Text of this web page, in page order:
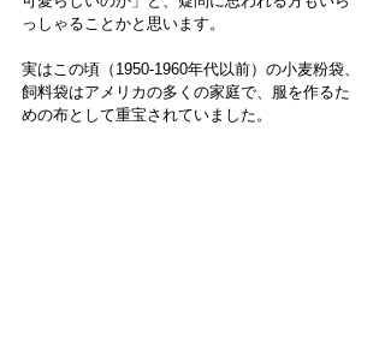
っしゃることかと思います。
実はこの頃（1950-1960年代以前）の小麦粉袋、
飼料袋はアメリカの多くの家庭で、服を作るた
めの布として重宝されていました。